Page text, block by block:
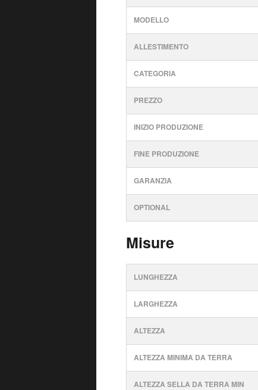
MODELLO
ALLESTIMENTO
CATEGORIA
PREZZO
INIZIO PRODUZIONE
FINE PRODUZIONE
GARANZIA
OPTIONAL
Misure
LUNGHEZZA
LARGHEZZA
ALTEZZA
ALTEZZA MINIMA DA TERRA
ALTEZZA SELLA DA TERRA MIN